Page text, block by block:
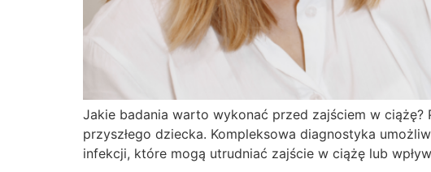
Jakie badania warto wykonać przed zajściem w
przyszłego dziecka. Kompleksowa diagnostyka
infekcji, które mogą utrudniać zajście w ciążę lub